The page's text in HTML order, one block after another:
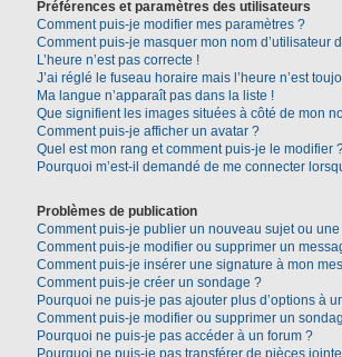
Préférences et paramètres des utilisateurs
Comment puis-je modifier mes paramètres ?
Comment puis-je masquer mon nom d’utilisateur
L’heure n’est pas correcte !
J’ai réglé le fuseau horaire mais l’heure n’est
Ma langue n’apparaît pas dans la liste !
Que signifient les images situées à côté de mon
Comment puis-je afficher un avatar ?
Quel est mon rang et comment puis-je le modifier
Pourquoi m’est-il demandé de me connecter
Problèmes de publication
Comment puis-je publier un nouveau sujet ou
Comment puis-je modifier ou supprimer un
Comment puis-je insérer une signature à mon
Comment puis-je créer un sondage ?
Pourquoi ne puis-je pas ajouter plus d’options à
Comment puis-je modifier ou supprimer un
Pourquoi ne puis-je pas accéder à un forum ?
Pourquoi ne puis-je pas transférer de pièces